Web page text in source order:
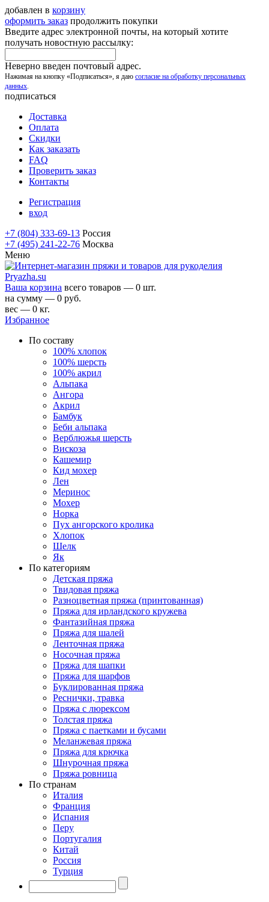
добавлен в корзину
оформить заказ продолжить покупки
Введите адрес электронной почты, на который хотите
получать новостную рассылку:
Неверно введен почтовый адрес.
Нажимая на кнопку «Подписаться», я даю согласие на обработку персональных
данных.
подписаться
Доставка
Оплата
Скидки
Как заказать
FAQ
Проверить заказ
Контакты
Регистрация
вход
+7 (804) 333-69-13 Россия
+7 (495) 241-22-76 Москва
Меню
Ваша корзина всего товаров — 0 шт.
на сумму — 0 руб.
вес — 0 кг.
Избранное
По составу
100% хлопок
100% шерсть
100% акрил
Альпака
Ангора
Акрил
Бамбук
Беби альпака
Верблюжья шерсть
Вискоза
Кашемир
Кид мохер
Лен
Меринос
Мохер
Норка
Пух ангорского кролика
Хлопок
Шелк
Як
По категориям
Детская пряжа
Твидовая пряжа
Разноцветная пряжа (принтованная)
Пряжа для ирландского кружева
Фантазийная пряжа
Пряжа для шалей
Ленточная пряжа
Носочная пряжа
Пряжа для шапки
Пряжа для шарфов
Буклированная пряжа
Реснички, травка
Пряжа с люрексом
Толстая пряжа
Пряжа с паетками и бусами
Меланжевая пряжа
Пряжа для крючка
Шнурочная пряжа
Пряжа ровница
По странам
Италия
Франция
Испания
Перу
Португалия
Китай
Россия
Турция